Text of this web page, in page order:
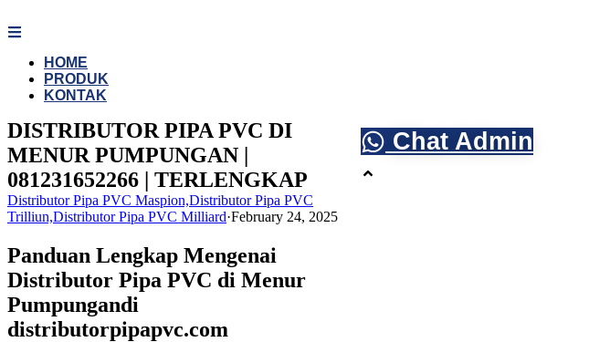
to
HOME
PRODUK
KONTAK
DISTRIBUTOR PIPA PVC DI
MENUR PUMPUNGAN |
081231652266 | TERLENGKAP
Distributor Pipa PVC Maspion,Distributor Pipa PVC
Trilliun,Distributor Pipa PVC Milliard·February 24, 2025
Panduan Lengkap Mengenai
Distributor Pipa PVC di Menur
Pumpungandi
distributorpipapvc.com
Chat Admin